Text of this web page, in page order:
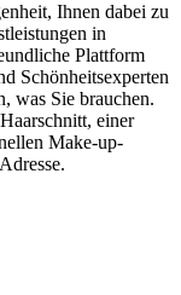
Ihnen dabei zu
in
Plattform
Schönheitsexperten
was Sie brauchen.
einer
Make-up-